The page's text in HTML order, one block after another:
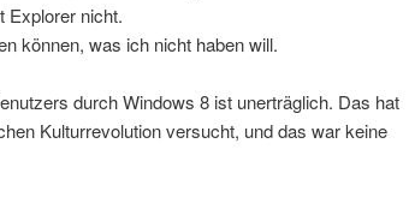
Explorer nicht.
können, was ich nicht haben will.
durch Windows 8 ist unerträglich. Das hat
Kulturrevolution versucht, und das war keine